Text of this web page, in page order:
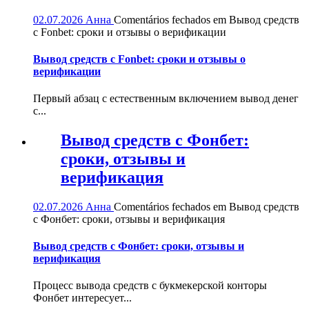
02.07.2026 Анна Comentários fechados em Вывод средств
с Fonbet: сроки и отзывы о верификации
Вывод средств с Fonbet: сроки и отзывы о
верификации
Первый абзац с естественным включением вывод денег
с...
Вывод средств с Фонбет:
сроки, отзывы и
верификация
02.07.2026 Анна Comentários fechados em Вывод средств
с Фонбет: сроки, отзывы и верификация
Вывод средств с Фонбет: сроки, отзывы и
верификация
Процесс вывода средств с букмекерской конторы
Фонбет интересует...